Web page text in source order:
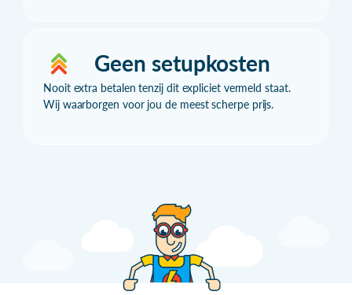
Geen setupkosten
Nooit extra betalen tenzij dit expliciet vermeld staat.
Wij waarborgen voor jou de meest scherpe prijs.